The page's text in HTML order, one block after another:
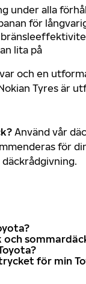
under alla
för
lita på
och en
Tyres är
Använd vår
för
och
för min